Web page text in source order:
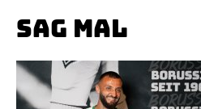
SAG MAL